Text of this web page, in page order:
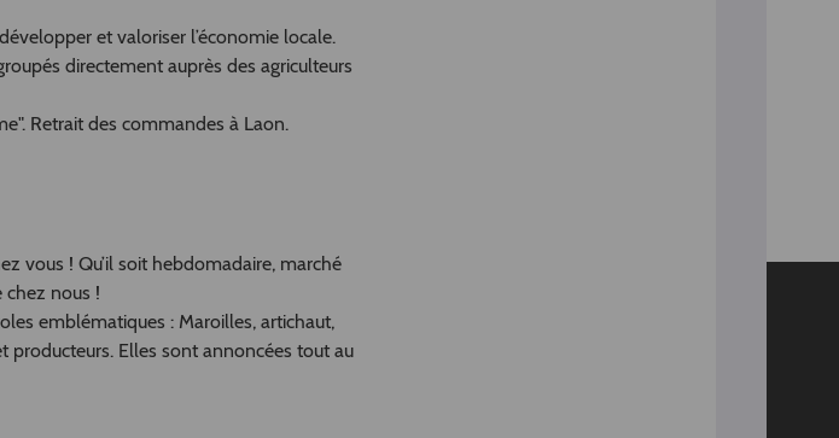
et valoriser l’économie locale.
directement auprès des agriculteurs
Retrait des commandes à Laon.
vous ! Qu’il soit hebdomadaire, marché
chez nous !
emblématiques : Maroilles, artichaut,
producteurs. Elles sont annoncées tout au